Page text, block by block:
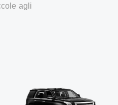
agli